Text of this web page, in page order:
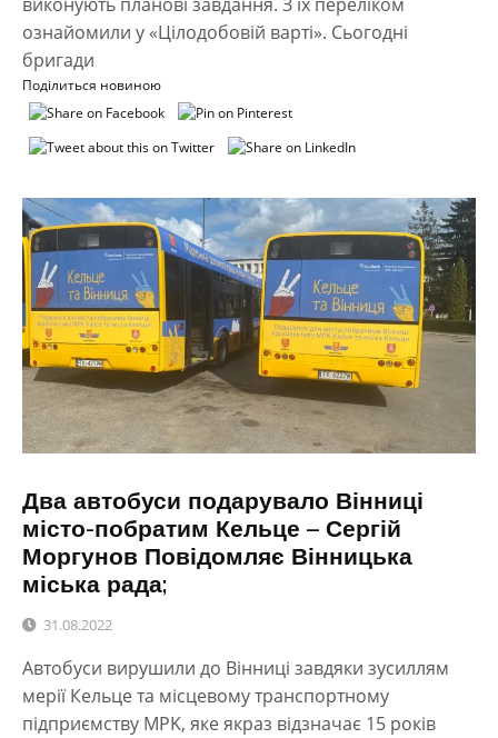
виконують планові завдання. З їх переліком
ознайомили у «Цілодобовій варті». Сьогодні
бригади
Поділиться новиною
Два автобуси подарувало Вінниці
місто-побратим Кельце – Сергій
Моргунов Повідомляє Вінницька
міська рада;
31.08.2022
Автобуси вирушили до Вінниці завдяки зусиллям
мерії Кельце та місцевому транспортному
підприємству MPK, яке якраз відзначає 15 років